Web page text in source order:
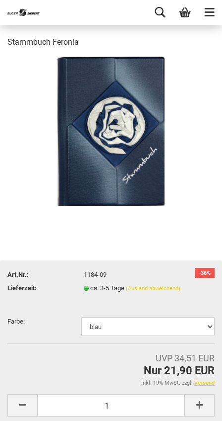
Stammbuch Feronia
-36%
Art.Nr.:
1184-09
Lieferzeit:
ca. 3-5 Tage(Ausland abweichend)
Farbe:
UVP 34,51 EUR
Nur 21,90 EUR
inkl. 19% MwSt. zzgl. Versand